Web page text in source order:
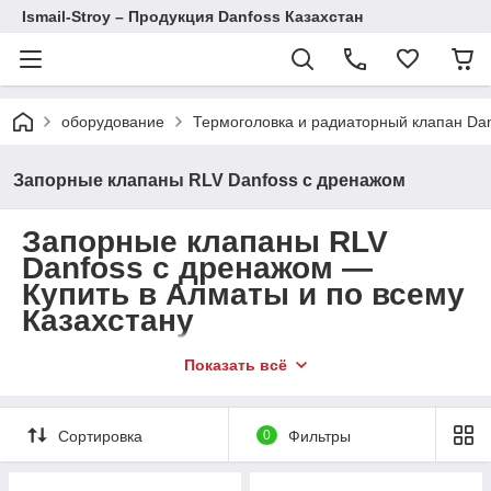
Ismail-Stroy – Продукция Danfoss Казахстан
оборудование Термоголовка и радиаторный клапан
Запорные клапаны RLV Danfoss с дренажом
Запорные клапаны RLV
Danfoss с дренажом —
Купить в Алматы и по всему
Казахстану
Запорные клапаны RLV Danfoss с дренажом
высококачественные устройства, предназначенные
встроенному дренажу клапаны RLV Danfoss
обеспечивают удобное удаление теплоносителя без
Показать всё
Сортировка 0 Фильтры